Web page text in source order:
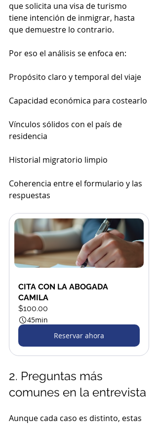
que solicita una visa de turismo
tiene intención de inmigrar, hasta
que demuestre lo contrario.
Por eso el análisis se enfoca en:
Propósito claro y temporal del viaje
Capacidad económica para costearlo
Vínculos sólidos con el país de
residencia
Historial migratorio limpio
Coherencia entre el formulario y las
respuestas
CITA CON LA ABOGADA
CAMILA
$100.00
45min
Reservar ahora
2. Preguntas más
comunes en la entrevista
Aunque cada caso es distinto, estas